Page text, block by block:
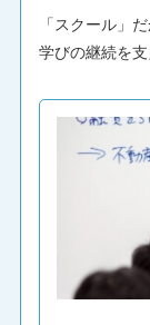
「スクール」
学びの継続を支